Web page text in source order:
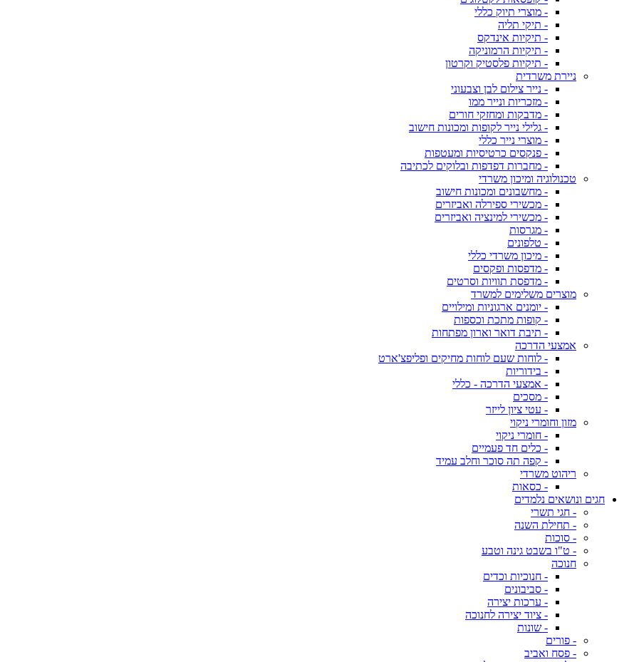
- מוצרי תיוק כללי
- תיקי תליה
- תיקיות אינדקס
- תיקיות הרמוניקה
- תיקיות פלסטיק וקרטון
ניירת משרדית
- נייר צילום לבן וצבעוני
- מזכריות ונייר ממו
- מדבקות ומחזקי חורים
- גלילי נייר לקופות ומכונות חישוב
- מוצרי נייר כללי
- פנקסים כרטיסיות ומעטפות
- מחברות דפדפות ובלוקים לכתיבה
טכנולוגיה ומיכון משרדי
- מחשבונים ומכונות חישוב
- מכשירי ספירלה ואביזרים
- מכשירי למינציה ואביזרים
- מגרסות
- טלפונים
- מיכון משרדי כללי
- מדפסות ופקסים
- מדפסת תוויות וסרטים
מוצרים משלימים למשרד
- יומנים ארגוניות ומילויים
- קופות מתכת וכספות
- תיבת דואר וארון מפתחות
אמצעי הדרכה
- לוחות שעם לוחות מחיקים ופליפצ'ארט
- בידוריות
- אמצעי הדרכה - כללי
- מסכים
- עטי ציון לייזר
מזון וחומרי ניקוי
- חומרי ניקוי
- כלים חד פעמיים
- קפה תה סוכר וחלב עמיד
ריהוט משרדי
- כסאות
חגים ונושאים נלמדים
- חגי תשרי
- תחילת השנה
- סוכות
- ט"ו בשבט גינה וטבע
חנוכה
- חנוכיות וכדים
- סביבונים
- ערכות יצירה
- ציוד יצירה לחנוכה
- שונות
- פורים
- פסח ואביב